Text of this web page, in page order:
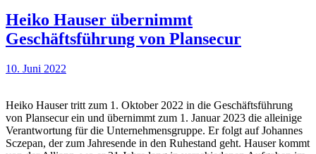
Heiko Hauser übernimmt
Geschäftsführung von Plansecur
10. Juni 2022
Heiko Hauser tritt zum 1. Oktober 2022 in die Geschäftsführung
von Plansecur ein und übernimmt zum 1. Januar 2023 die alleinige
Verantwortung für die Unternehmensgruppe. Er folgt auf Johannes
Sczepan, der zum Jahresende in den Ruhestand geht. Hauser kommt